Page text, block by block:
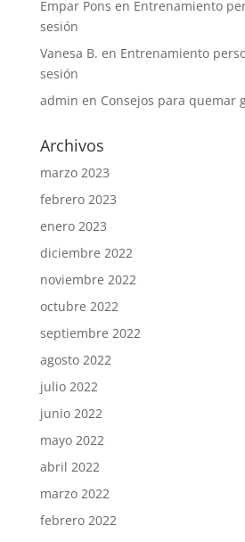
Empar Pons en Entrenamiento
sesión
Vanesa B. en Entrenamiento
sesión
admin en Consejos para quemar
Archivos
marzo 2023
febrero 2023
enero 2023
diciembre 2022
noviembre 2022
octubre 2022
septiembre 2022
agosto 2022
julio 2022
junio 2022
mayo 2022
abril 2022
marzo 2022
febrero 2022